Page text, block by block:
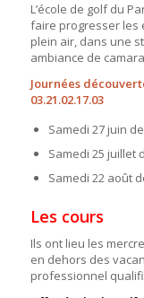
L’école de golf du
faire progresser les
plein air, dans une
ambiance de
Journées
03.21.02.17.03
Samedi 27 juin
Samedi 25 juillet
Samedi 22 août
Les cours
Ils ont lieu les
en dehors des
professionnel